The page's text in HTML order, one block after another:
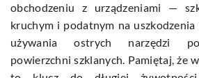
obchodzeniu z urządzeniami —
kruchym i podatnym na uszkodzenia
używania ostrych narzędzi
powierzchni szklanych. Pamiętaj, że